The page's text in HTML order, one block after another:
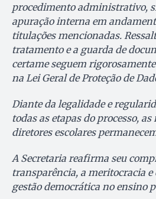
procedimento administrativo,
apuração interna em
titulações mencionadas.
tratamento e a guarda de
certame seguem
na Lei Geral de Proteção de
Diante da legalidade e
todas as etapas do processo, as
diretores escolares
A Secretaria reafirma seu
transparência, a meritocracia
gestão democrática no ensino